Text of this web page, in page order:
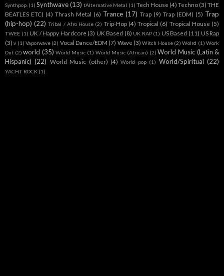
Synthpop. (1) Synthwave (13) tAlternative Metal (1) Tech House (4) Techno (3) THE
BEATLES ETC) (4) Thrash Metal (6) Trance (17) Trap (9) Trap (EDM) (5) Trap
(hip-hop) (22) Tribal / Afro House (2) Trip-Hop (4) Tropical (6) Tropical House (5)
TWEE (1) UK / Happy Hardcore (3) UK Based (8) UK RAP (1) US Based (11) US Rap
(3) v (1) Vaporwave (2) Vocal Dance/EDM (7) Wave (3) Witch House (2) Wolrd (1) Work
Out (2) world (35) World Music (1) World Music (African) (2) World Music (Latin &
Hispanic) (22) World Music (other) (4) World pop (1) World/Spiritual (22)
YACHT ROCK (1)